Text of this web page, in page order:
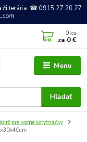
či terária. ☎ 0915 27 20 27
Menu
Hľadať
0 ks
za 0 €
pre vodné korytnačky